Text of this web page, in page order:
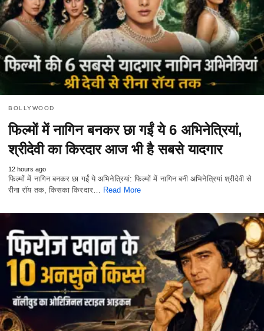
BOLLYWOOD
फिल्मों में नागिन बनकर छा गईं ये 6 अभिनेत्रियां,
श्रीदेवी का किरदार आज भी है सबसे यादगार
12 hours ago
फिल्मों में नागिन बनकर छा गईं ये अभिनेत्रियां: फिल्मों में नागिन बनी अभिनेत्रियां श्रीदेवी से
रीना रॉय तक, किसका किरदार…
Read More